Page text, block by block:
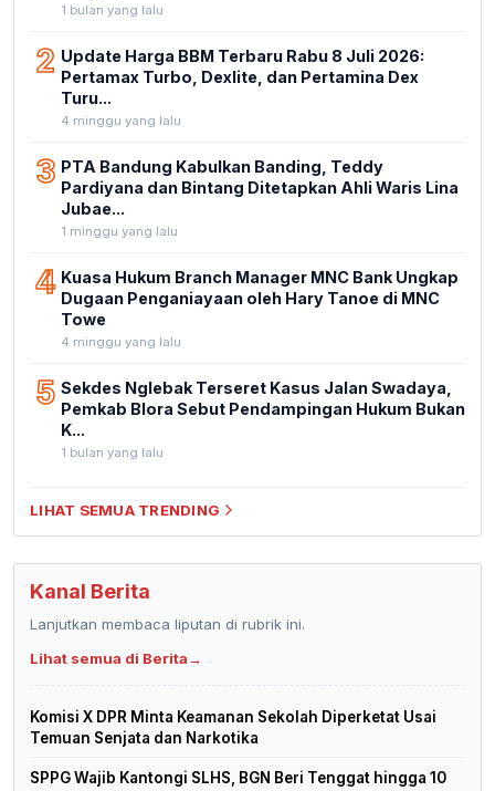
1 bulan yang lalu
2 Update Harga BBM Terbaru Rabu 8 Juli 2026:
Pertamax Turbo, Dexlite, dan Pertamina Dex
Turu...
4 minggu yang lalu
3 PTA Bandung Kabulkan Banding, Teddy
Pardiyana dan Bintang Ditetapkan Ahli Waris Lina
Jubae...
1 minggu yang lalu
4 Kuasa Hukum Branch Manager MNC Bank Ungkap
Dugaan Penganiayaan oleh Hary Tanoe di MNC
Towe
4 minggu yang lalu
5 Sekdes Nglebak Terseret Kasus Jalan Swadaya,
Pemkab Blora Sebut Pendampingan Hukum Bukan
K...
1 bulan yang lalu
LIHAT SEMUA TRENDING
Kanal Berita
Lanjutkan membaca liputan di rubrik ini.
Lihat semua di Berita→
Komisi X DPR Minta Keamanan Sekolah Diperketat Usai
Temuan Senjata dan Narkotika
SPPG Wajib Kantongi SLHS, BGN Beri Tenggat hingga 10